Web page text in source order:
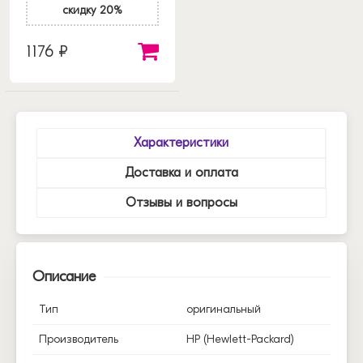
скидку 20%
1176 ₽
Характеристики
Доставка и оплата
Отзывы и вопросы
Описание
Тип оригинальный
Производитель HP (Hewlett-Packard)